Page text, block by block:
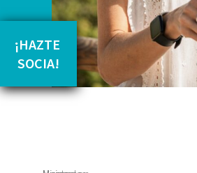
¡HAZTE
SOCIA!